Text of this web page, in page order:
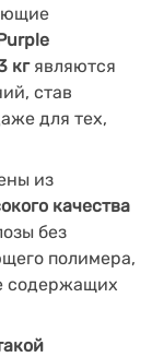
кгявляются
став
для тех,
из
качества
без
полимера,
содержащих